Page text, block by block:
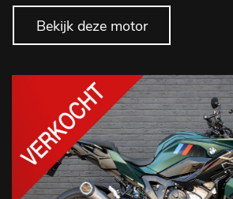
Bekijk deze motor